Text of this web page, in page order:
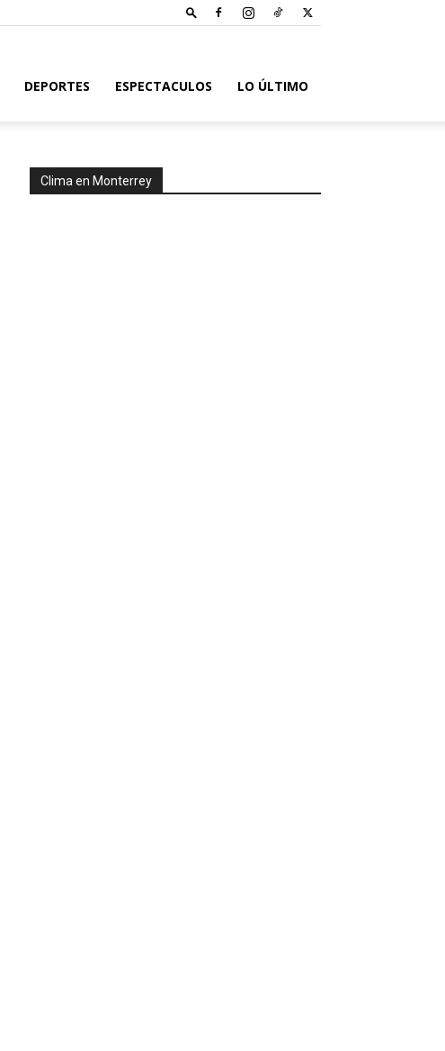
DEPORTES ESPECTACULOS LO ÚLTIMO
Clima en Monterrey